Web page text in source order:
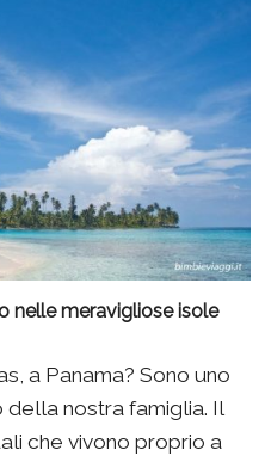
nelle meravigliose isole
a Panama? Sono uno
nostra famiglia. Il
che vivono proprio a